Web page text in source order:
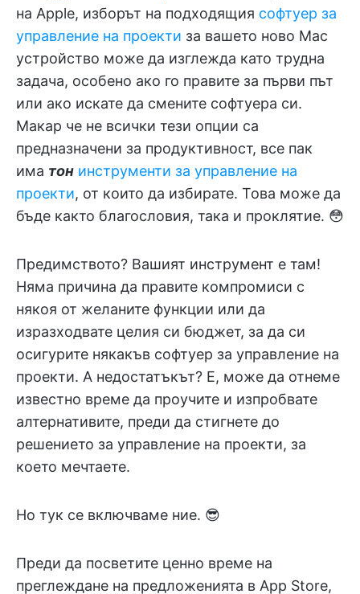
на Apple, изборът на подходящия софтуер за
управление на проекти за вашето ново Mac
устройство може да изглежда като трудна
задача, особено ако го правите за първи път
или ако искате да смените софтуера си.
Макар че не всички тези опции са
предназначени за продуктивност, все пак
има тон инструменти за управление на
проекти, от които да избирате. Това може да
бъде както благословия, така и проклятие. 😳
Предимството? Вашият инструмент е там!
Няма причина да правите компромиси с
някоя от желаните функции или да
изразходвате целия си бюджет, за да си
осигурите някакъв софтуер за управление на
проекти. А недостатъкът? Е, може да отнеме
известно време да проучите и изпробвате
алтернативите, преди да стигнете до
решението за управление на проекти, за
което мечтаете.
Но тук се включваме ние. 😎
Преди да посветите ценно време на
преглеждане на предложенията в App Store,